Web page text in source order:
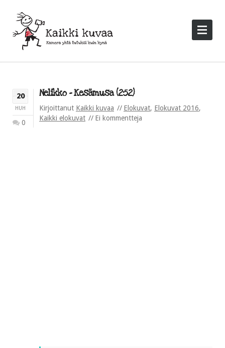
20
HUH
0
Nelikko – Kesämusa (2:52)
Kirjoittanut Kaikki kuvaa Elokuvat, Elokuvat 2016,
Kaikki elokuvat
Ei kommentteja